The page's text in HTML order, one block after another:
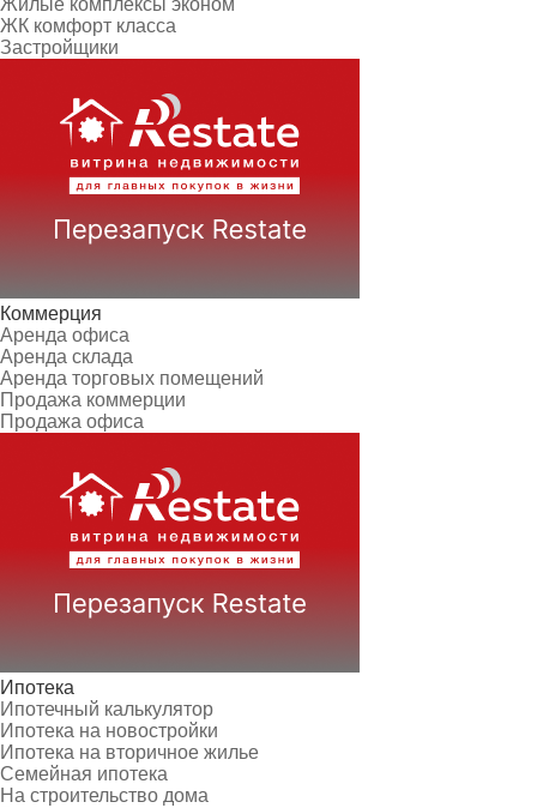
Жилые комплексы эконом
ЖК комфорт класса
Застройщики
Коммерция
Аренда офиса
Аренда склада
Аренда торговых помещений
Продажа коммерции
Продажа офиса
Ипотека
Ипотечный калькулятор
Ипотека на новостройки
Ипотека на вторичное жилье
Семейная ипотека
На строительство дома